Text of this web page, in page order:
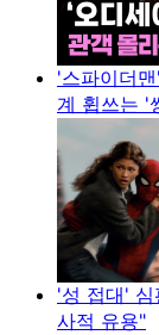
'스파이더
계 휩쓰는 '
'성 접대' 심
사적 유용"